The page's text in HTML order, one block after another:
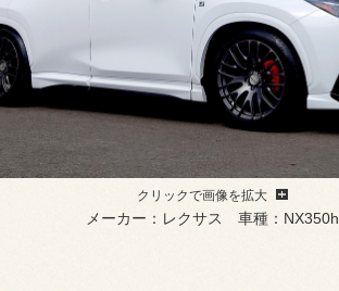
クリックで画像を拡大
メーカー：レクサス 車種：NX350h